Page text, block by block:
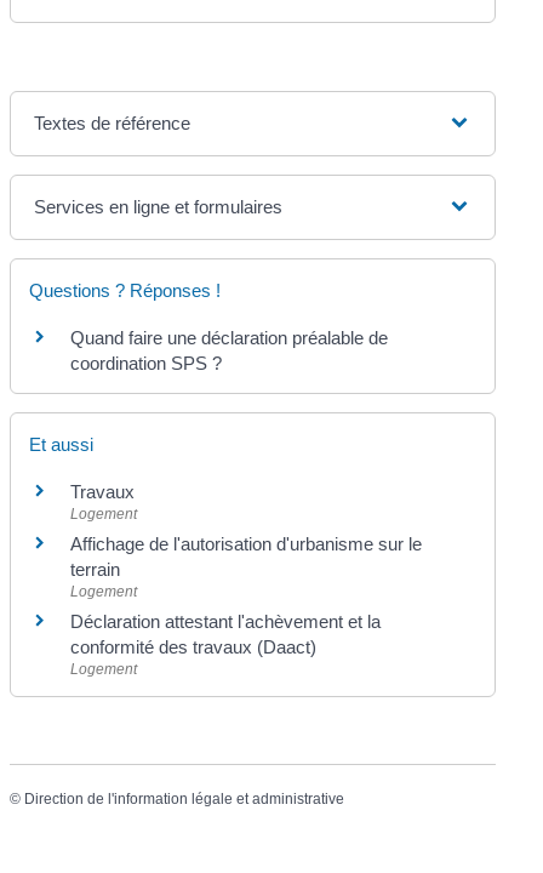
Textes de référence
Services en ligne et formulaires
Questions ? Réponses !
Quand faire une déclaration préalable de
coordination SPS ?
Et aussi
Travaux
Logement
Affichage de l'autorisation d'urbanisme sur le
terrain
Logement
Déclaration attestant l'achèvement et la
conformité des travaux (Daact)
Logement
© Direction de l'information légale et administrative